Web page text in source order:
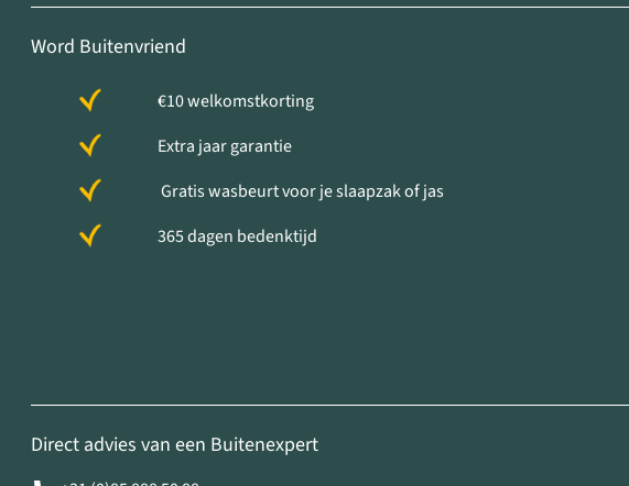
Word Buitenvriend
€10 welkomstkorting
Extra jaar garantie
Gratis wasbeurt voor je slaapzak of jas
365 dagen bedenktijd
Direct advies van een Buitenexpert